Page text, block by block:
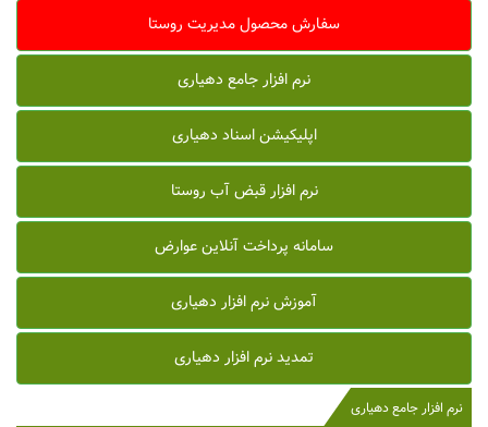
سفارش محصول مدیریت روستا
نرم افزار جامع دهیاری
اپلیکیشن اسناد دهیاری
نرم افزار قبض آب روستا
سامانه پرداخت آنلاین عوارض
آموزش نرم افزار دهیاری
تمدید نرم افزار دهیاری
نرم افزار جامع دهیاری